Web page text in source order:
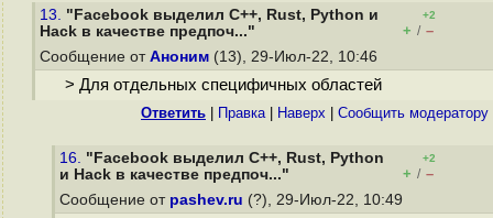
13. "Facebook выделил C++, Rust, Python и
Hack в качестве предпоч..."
+2
+ / –
Сообщение от Аноним (13), 29-Июл-22, 10:46
> Для отдельных специфичных областей
Ответить Правка| Наверх Cообщить модератору
16. "Facebook выделил C++, Rust, Python
и Hack в качестве предпоч..."
+2
+ / –
Сообщение от pashev.ru (?), 29-Июл-22, 10:49